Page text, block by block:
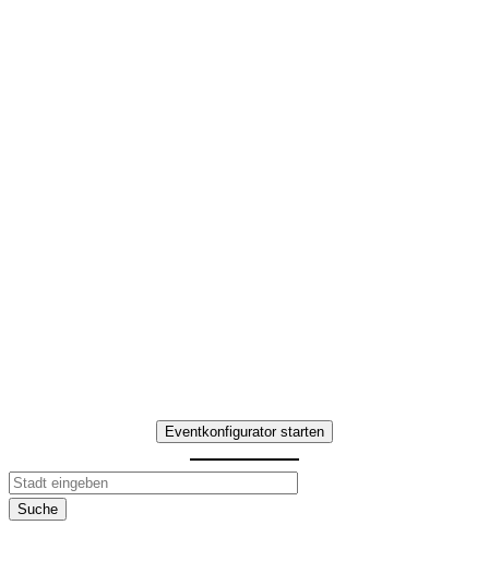
Eventkonfigurator starten
Suche